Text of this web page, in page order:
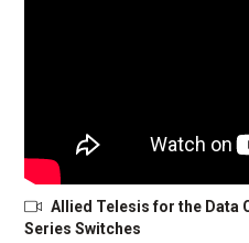
Allied Telesis for the Data
Series Switches